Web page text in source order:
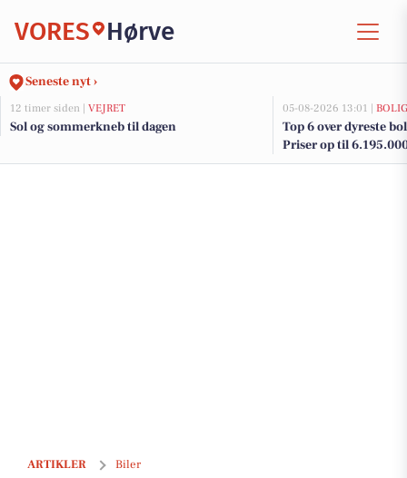
VORES Hørve
Seneste nyt ›
12 timer siden | VEJRET
Sol og sommerkneb til dagen
05-08-2026 13:01 |
Top 6 over dyreste
Priser op til
ARTIKLER Biler
10 dyreste biler til salg i nærheden af Odsherred Kommune